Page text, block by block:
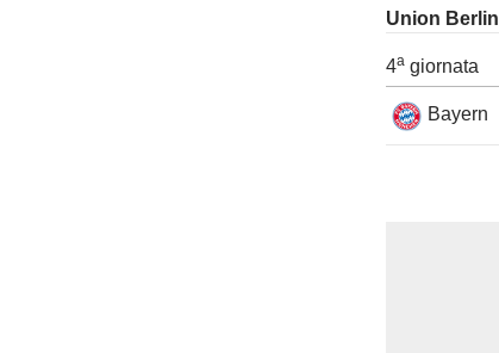
Union Berlin
4a giornata
Bayern